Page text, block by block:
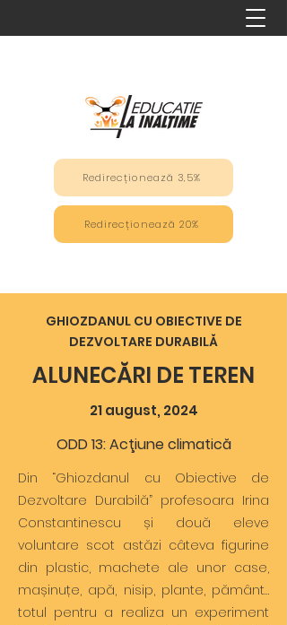
Redirecționează 3,5%
Redirecționează 20%
GHIOZDANUL CU OBIECTIVE DE
DEZVOLTARE DURABILĂ
ALUNECĂRI DE TEREN
21 august, 2024
ODD 13: Acţiune climatică
Din “Ghiozdanul cu Obiective de
Dezvoltare Durabilă” profesoara Irina
Constantinescu și două eleve
voluntare scot astăzi câteva figurine
din plastic, machete ale unor case,
mașinuțe, apă, nisip, plante, pământ…
totul pentru a realiza un experiment